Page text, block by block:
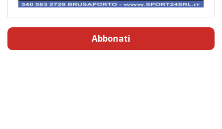
Abbonati